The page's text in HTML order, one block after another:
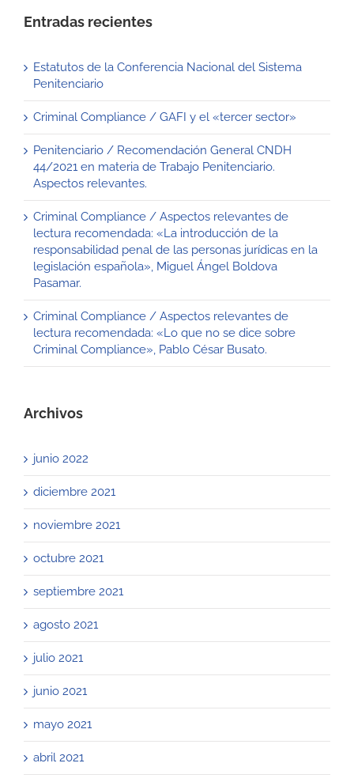
Entradas recientes
Estatutos de la Conferencia Nacional del Sistema
Penitenciario
Criminal Compliance / GAFI y el «tercer sector»
Penitenciario / Recomendación General CNDH
44/2021 en materia de Trabajo Penitenciario.
Aspectos relevantes.
Criminal Compliance / Aspectos relevantes de
lectura recomendada: «La introducción de la
responsabilidad penal de las personas jurídicas en la
legislación española», Miguel Ángel Boldova
Pasamar.
Criminal Compliance / Aspectos relevantes de
lectura recomendada: «Lo que no se dice sobre
Criminal Compliance», Pablo César Busato.
Archivos
junio 2022
diciembre 2021
noviembre 2021
octubre 2021
septiembre 2021
agosto 2021
julio 2021
junio 2021
mayo 2021
abril 2021